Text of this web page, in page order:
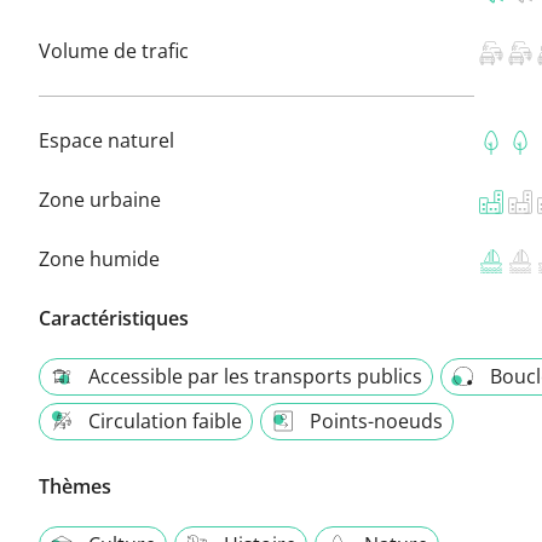
Volume de trafic
Espace naturel
Zone urbaine
Zone humide
Caractéristiques
Accessible par les transports publics
Circulation faible
Points-noeuds
Thèmes